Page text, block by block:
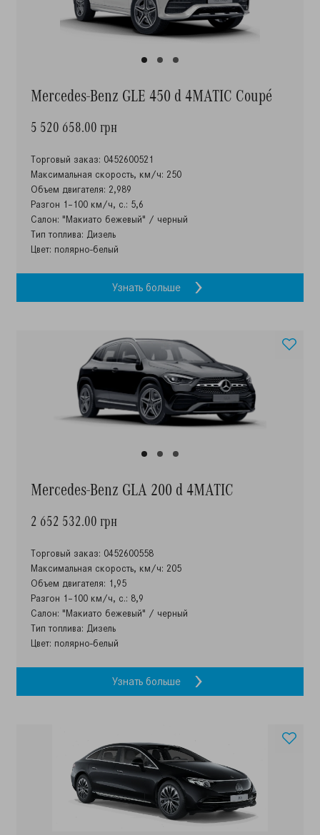
Mercedes-Benz GLE 450 d 4MATIC Coupé
5 520 658.00 грн
Торговый заказ: 0452600521
Максимальная скорость, км/ч: 250
Объем двигателя: 2,989
Разгон 1–100 км/ч, с.: 5,6
Салон: "Макиато бежевый" / черный
Тип топлива: Дизель
Цвет: полярно-белый
Узнать больше
Mercedes-Benz GLA 200 d 4MATIC
2 652 532.00 грн
Торговый заказ: 0452600558
Максимальная скорость, км/ч: 205
Объем двигателя: 1,95
Разгон 1–100 км/ч, с.: 8,9
Салон: "Макиато бежевый" / черный
Тип топлива: Дизель
Цвет: полярно-белый
Узнать больше